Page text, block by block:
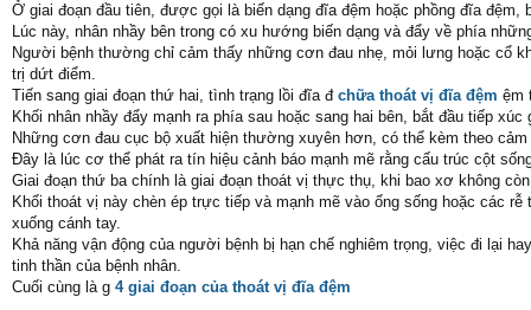
Ở giai đoạn đầu tiên, được gọi là biến dạng đĩa đệm hoặc phồng đĩa
Lúc này, nhân nhầy bên trong có xu hướng biến dạng và đẩy về phía
Người bệnh thường chỉ cảm thấy những cơn đau nhẹ, mỏi lưng hoặc cổ
trị dứt điểm.
Tiến sang giai đoạn thứ hai, tình trạng lồi đĩa đ chữa thoát vị đĩa đệm ệm
Khối nhân nhầy đẩy mạnh ra phía sau hoặc sang hai bên, bắt đầu tiếp
Những cơn đau cục bộ xuất hiện thường xuyên hơn, có thể kèm theo
Đây là lúc cơ thể phát ra tín hiệu cảnh báo mạnh mẽ rằng cấu trúc cột
Giai đoạn thứ ba chính là giai đoạn thoát vị thực thụ, khi bao xơ không
Khối thoát vị này chèn ép trực tiếp và mạnh mẽ vào ống sống hoặc các
xuống cánh tay.
Khả năng vận động của người bệnh bị hạn chế nghiêm trọng, việc đi lại
tinh thần của bệnh nhân.
Cuối cùng là g 4 giai đoạn của thoát vị đĩa đệm